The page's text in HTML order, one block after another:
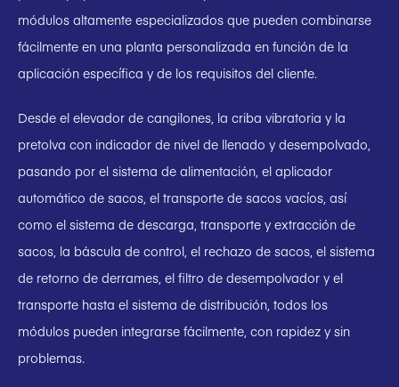
módulos altamente especializados que pueden combinarse
fácilmente en una planta personalizada en función de la
aplicación específica y de los requisitos del cliente.
Desde el elevador de cangilones, la criba vibratoria y la
pretolva con indicador de nivel de llenado y desempolvado,
pasando por el sistema de alimentación, el aplicador
automático de sacos, el transporte de sacos vacíos, así
como el sistema de descarga, transporte y extracción de
sacos, la báscula de control, el rechazo de sacos, el sistema
de retorno de derrames, el filtro de desempolvador y el
transporte hasta el sistema de distribución, todos los
módulos pueden integrarse fácilmente, con rapidez y sin
problemas.